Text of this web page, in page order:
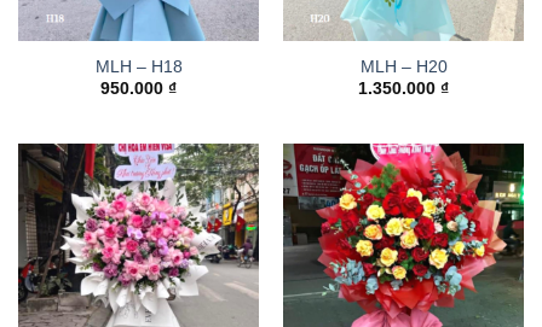
MLH – H18
950.000 ₫
MLH – H20
1.350.000 ₫